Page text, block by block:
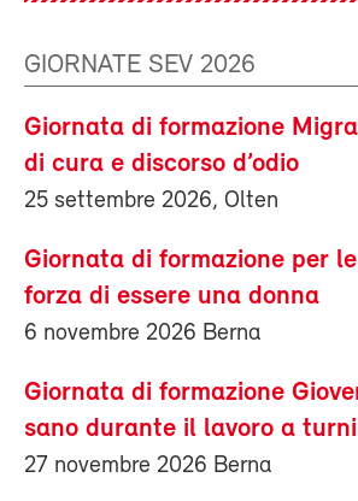
GIORNATE SEV 2026
Giornata di formazione
di cura e discorso d’odio
25 settembre 2026, Olten
Giornata di formazione per
forza di essere una donna
6 novembre 2026 Berna
Giornata di formazione
sano durante il lavoro a turni
27 novembre 2026 Berna